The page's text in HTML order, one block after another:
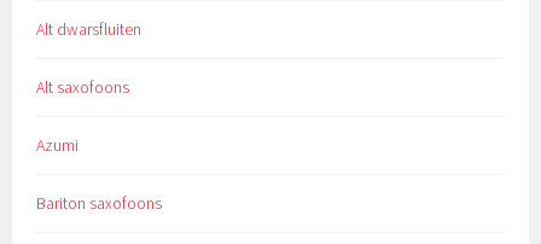
Alt dwarsfluiten
Alt saxofoons
Azumi
Bariton saxofoons